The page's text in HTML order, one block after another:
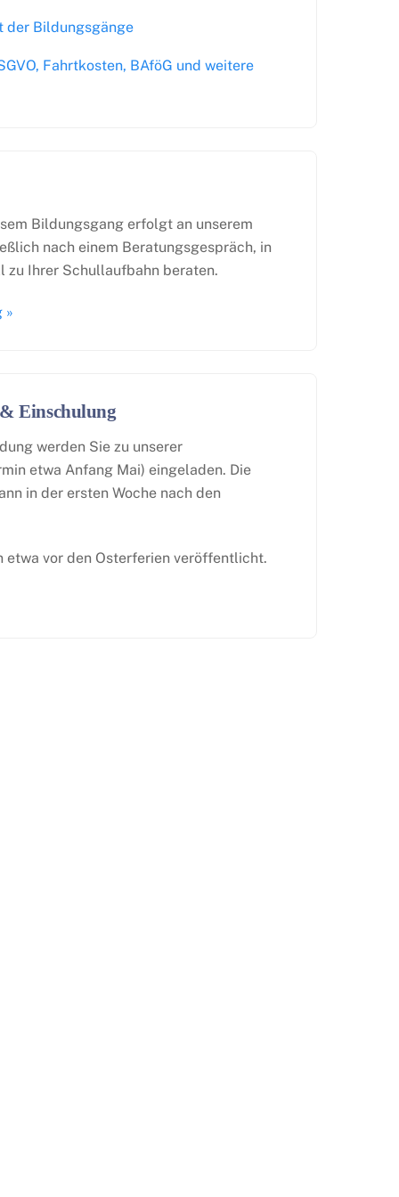
der Bildungsgänge
Fahrtkosten, BAföG und weitere
Bildungsgang erfolgt an unserem
nach einem Beratungsgespräch, in
zu Ihrer Schullaufbahn beraten.
»
Einschulung
werden Sie zu unserer
etwa Anfang Mai) eingeladen. Die
in der ersten Woche nach den
etwa vor den Osterferien veröffentlicht.